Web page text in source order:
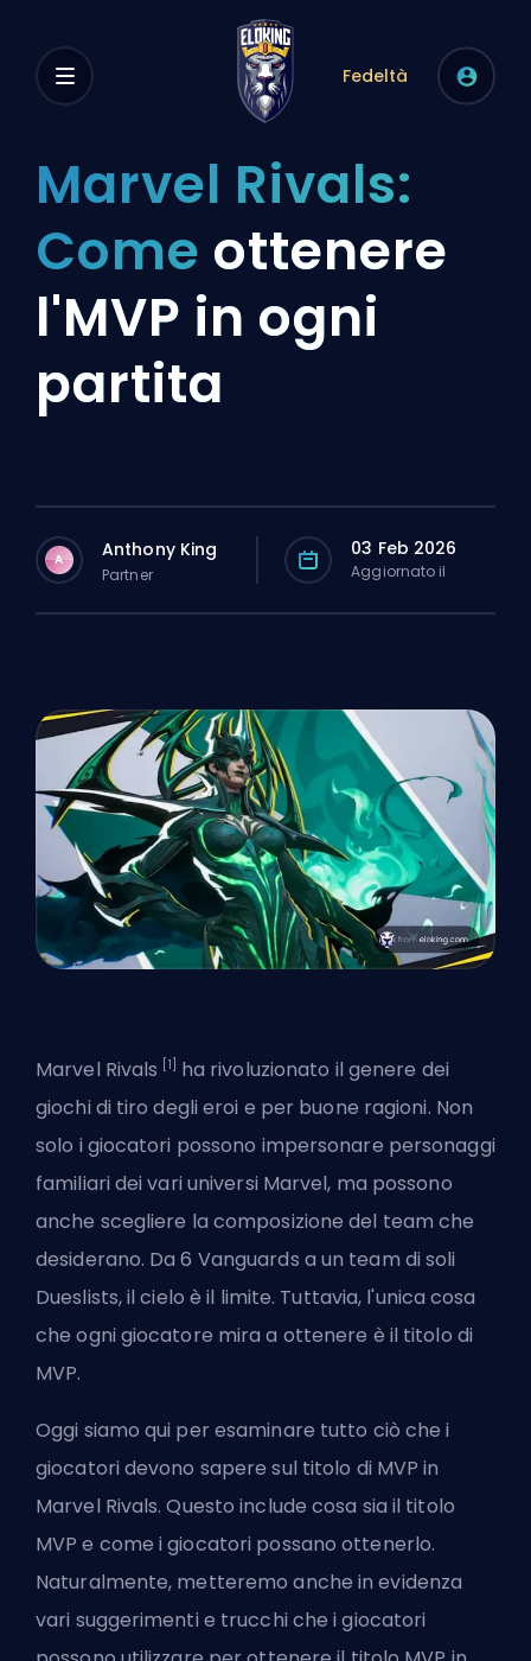
Fedeltà
Marvel Rivals:
Come ottenere
l'MVP in ogni
partita
A Anthony King
Partner
03 Feb 2026
Aggiornato il
Marvel Rivals [1]
ha rivoluzionato il genere dei
giochi di tiro degli eroi e per buone ragioni. Non
solo i giocatori possono impersonare personaggi
familiari dei vari universi Marvel, ma possono
anche scegliere la composizione del team che
desiderano. Da 6 Vanguards a un team di soli
Dueslists, il cielo è il limite. Tuttavia, l'unica cosa
che ogni giocatore mira a ottenere è il titolo di
MVP.
Oggi siamo qui per esaminare tutto ciò che i
giocatori devono sapere sul titolo di MVP in
Marvel Rivals. Questo include cosa sia il titolo
MVP e come i giocatori possano ottenerlo.
Naturalmente, metteremo anche in evidenza
vari suggerimenti e trucchi che i giocatori